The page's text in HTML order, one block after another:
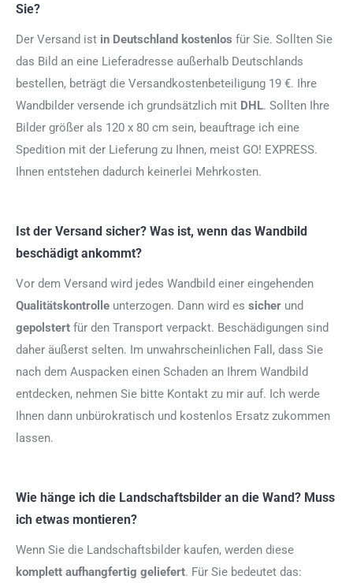
Sie?
Der Versand ist in Deutschland kostenlos für Sie. Sollten Sie
das Bild an eine Lieferadresse außerhalb Deutschlands
bestellen, beträgt die Versandkostenbeteiligung 19 €. Ihre
Wandbilder versende ich grundsätzlich mit DHL. Sollten Ihre
Bilder größer als 120 x 80 cm sein, beauftrage ich eine
Spedition mit der Lieferung zu Ihnen, meist GO! EXPRESS.
Ihnen entstehen dadurch keinerlei Mehrkosten.
Ist der Versand sicher? Was ist, wenn das Wandbild
beschädigt ankommt?
Vor dem Versand wird jedes Wandbild einer eingehenden
Qualitätskontrolle unterzogen. Dann wird es sicher und
gepolstert für den Transport verpackt. Beschädigungen sind
daher äußerst selten. Im unwahrscheinlichen Fall, dass Sie
nach dem Auspacken einen Schaden an Ihrem Wandbild
entdecken, nehmen Sie bitte Kontakt zu mir auf. Ich werde
Ihnen dann unbürokratisch und kostenlos Ersatz zukommen
lassen.
Wie hänge ich die Landschaftsbilder an die Wand? Muss
ich etwas montieren?
Wenn Sie die Landschaftsbilder kaufen, werden diese
komplett aufhangfertig geliefert. Für Sie bedeutet das: